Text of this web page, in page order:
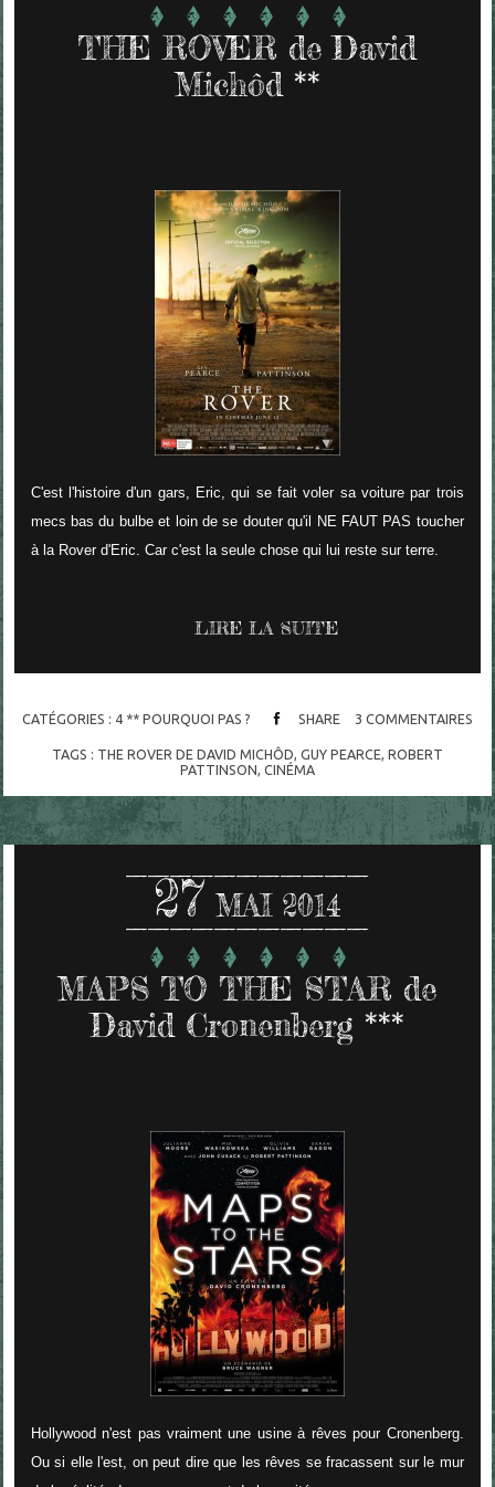
THE ROVER de David
Michôd **
C'est l'histoire d'un gars, Eric, qui se fait voler sa voiture par trois
mecs bas du bulbe et loin de se douter qu'il NE FAUT PAS toucher
à la Rover d'Eric. Car c'est la seule chose qui lui reste sur terre.
LIRE LA SUITE
CATÉGORIES : 4 ** POURQUOI PAS ? SHARE 3 COMMENTAIRES
TAGS : THE ROVER DE DAVID MICHÔD, GUY PEARCE, ROBERT
PATTINSON, CINÉMA
27 MAI 2014
MAPS TO THE STAR de
David Cronenberg ***
Hollywood n'est pas vraiment une usine à rêves pour Cronenberg.
Ou si elle l'est, on peut dire que les rêves se fracassent sur le mur